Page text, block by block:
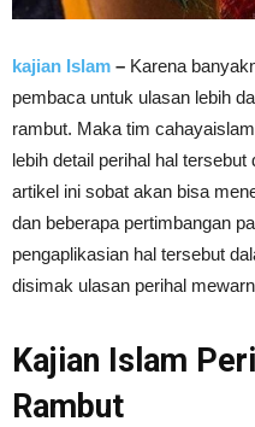
kajian Islam – Karena
pembaca untuk ulasan lebih
rambut. Maka tim
lebih detail perihal hal
artikel ini sobat akan bisa
dan beberapa pertimbangan
pengaplikasian hal tersebut
disimak ulasan perihal
Kajian Islam
Rambut